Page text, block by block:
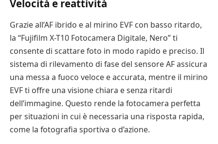
Velocità e reattività
Grazie all’AF ibrido e al mirino EVF con basso ritardo,
la “Fujifilm X-T10 Fotocamera Digitale, Nero” ti
consente di scattare foto in modo rapido e preciso. Il
sistema di rilevamento di fase del sensore AF assicura
una messa a fuoco veloce e accurata, mentre il mirino
EVF ti offre una visione chiara e senza ritardi
dell’immagine. Questo rende la fotocamera perfetta
per situazioni in cui è necessaria una risposta rapida,
come la fotografia sportiva o d’azione.